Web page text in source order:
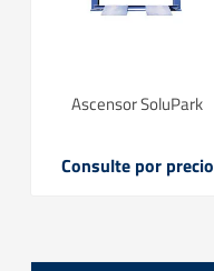
Ascensor SoluPark
Consulte por precio